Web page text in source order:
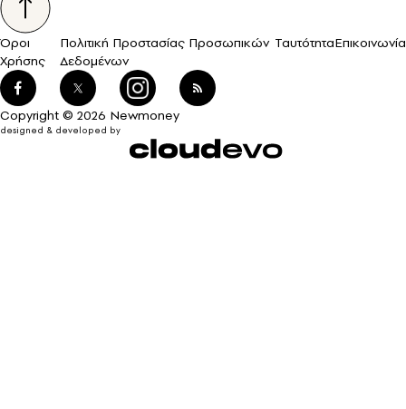
Όροι
Χρήσης
Πολιτική Προστασίας Προσωπικών
Δεδομένων
ΤαυτότηταΕπικοινωνία
Copyright © 2026 Newmoney
designed & developed by